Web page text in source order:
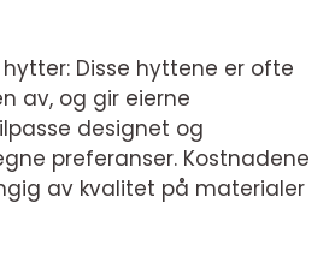
Disse hyttene er ofte
av, og gir eierne
designet og
preferanser. Kostnadene
av kvalitet på materialer